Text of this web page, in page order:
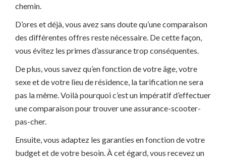
chemin.
D’ores et déjà, vous avez sans doute qu’une comparaison
des différentes offres reste nécessaire. De cette façon,
vous évitez les primes d’assurance trop conséquentes.
De plus, vous savez qu’en fonction de votre âge, votre
sexe et de votre lieu de résidence, la tarification ne sera
pas la même. Voilà pourquoi c’est un impératif d’effectuer
une comparaison pour trouver une assurance-scooter-
pas-cher.
Ensuite, vous adaptez les garanties en fonction de votre
budget et de votre besoin. À cet égard, vous recevez un